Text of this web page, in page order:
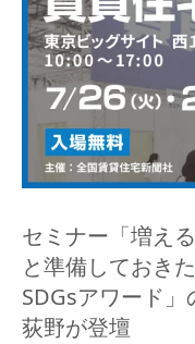
セミナー「増え
と準備しておき
SDGsアワード
荻野が登壇